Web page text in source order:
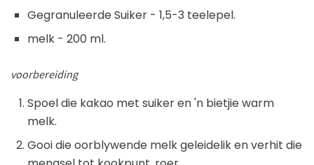
Gegranuleerde Suiker - 1,5-3 teelepel.
melk - 200 ml.
voorbereiding
Spoel die kakao met suiker en 'n bietjie warm
melk.
Gooi die oorblywende melk geleidelik en verhit die